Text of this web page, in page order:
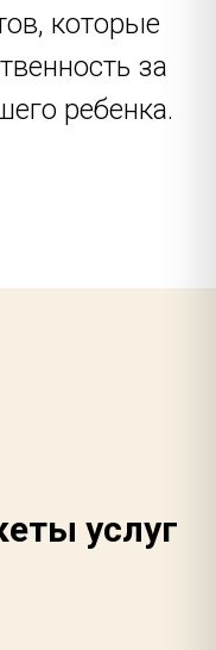
которые
за
ребенка.
услуг